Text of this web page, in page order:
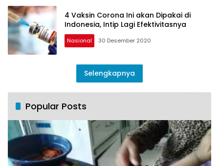
4 Vaksin Corona Ini akan Dipakai di
Indonesia, Intip Lagi Efektivitasnya
Nasional 30 Desember 2020
Selengkapnya
Popular Posts